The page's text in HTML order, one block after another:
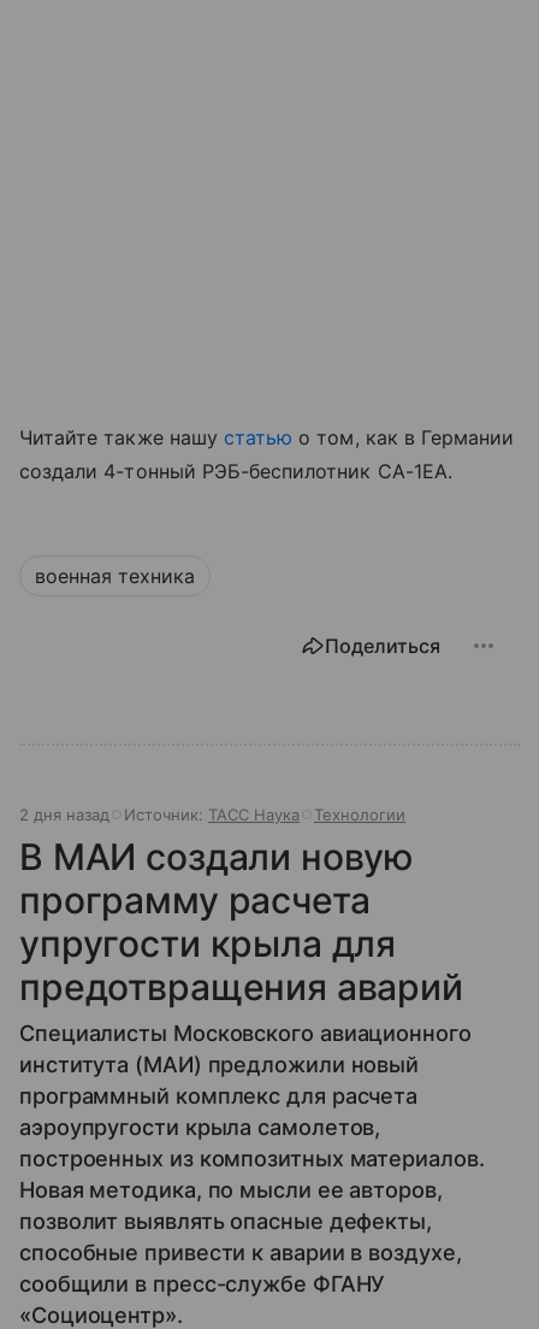
Читайте также нашу статью о том, как в Германии
создали 4-тонный РЭБ-беспилотник CA-1EA.
военная техника
Поделиться
2 дня назад Источник: ТАСС Наука Технологии
В МАИ создали новую
программу расчета
упругости крыла для
предотвращения аварий
Специалисты Московского авиационного
института (МАИ) предложили новый
программный комплекс для расчета
аэроупругости крыла самолетов,
построенных из композитных материалов.
Новая методика, по мысли ее авторов,
позволит выявлять опасные дефекты,
способные привести к аварии в воздухе,
сообщили в пресс-службе ФГАНУ
«Cоциоцентр».